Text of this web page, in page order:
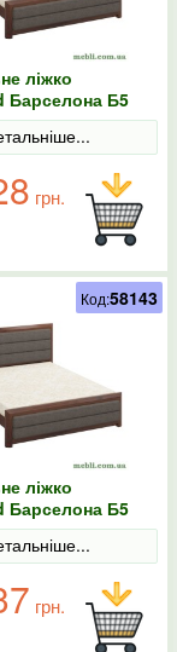
ліжко
Барселона Б5
Аляска 97
грн.
ліжко
Барселона Б5
Аляска 97
грн.
Код:58143